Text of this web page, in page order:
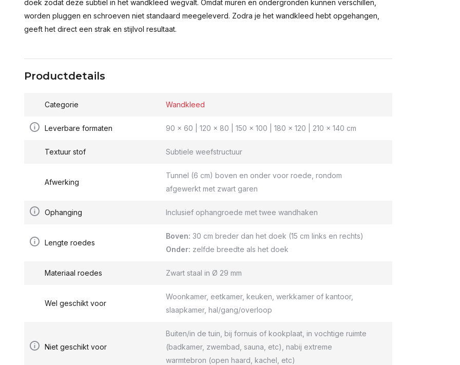
doek zodat deze subtiel in het wandkleed wegvalt. Omdat muren en ondergronden kunnen verschillen,
worden pluggen en schroeven niet standaard meegeleverd. Zodra je het wandkleed hebt opgehangen,
geeft het direct een strak en stijlvol resultaat.
Productdetails
Categorie Wandkleed
Leverbare formaten 90 x 60 | 120 x 80 | 150 x 100 | 180 x 120 | 210 x 140 cm
Textuur stof Subtiele weefstructuur
Afwerking
Tunnel (6 cm) boven en onder voor roede, rondom
afgewerkt met zwart garen
Ophanging Inclusief ophangroede met twee wandhaken
Lengte roedes
Boven: 30 cm breder dan het doek (15 cm links en rechts)
Onder: zelfde breedte als het doek
Materiaal roedes Zwart staal in Ø 29 mm
Wel geschikt voor
Woonkamer, eetkamer, keuken, werkkamer of kantoor,
slaapkamer, hal/gang/overloop
Niet geschikt voor
Buiten/in de tuin, bij fornuis of kookplaat, in vochtige ruimte
(badkamer, zwembad, sauna, etc), nabij extreme
warmtebron (open haard, kachel, etc)